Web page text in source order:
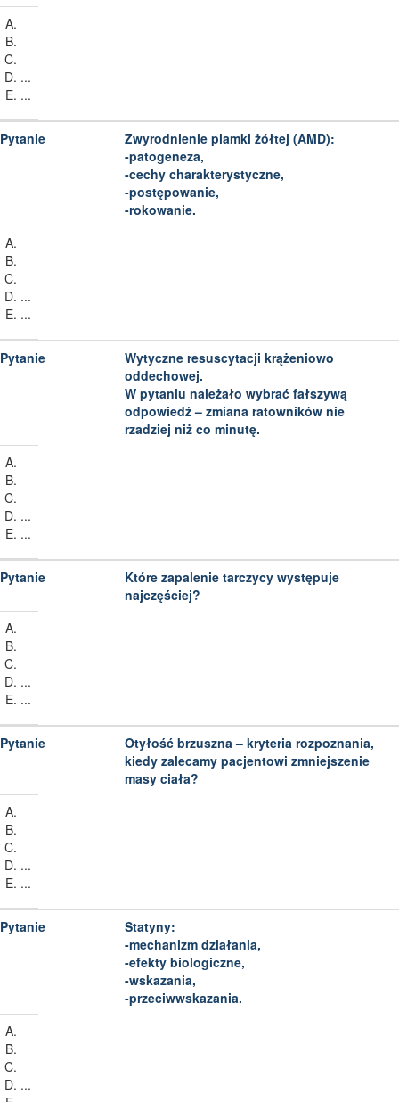
...
...
Zwyrodnienie plamki żółtej (AMD):
-patogeneza,
-cechy charakterystyczne,
-postępowanie,
-rokowanie.
...
...
Wytyczne resuscytacji krążeniowo
oddechowej.
W pytaniu należało wybrać fałszywą
odpowiedź – zmiana ratowników nie
rzadziej niż co minutę.
...
...
Które zapalenie tarczycy występuje
najczęściej?
...
...
Otyłość brzuszna – kryteria rozpoznania,
kiedy zalecamy pacjentowi zmniejszenie
masy ciała?
...
...
Statyny:
-mechanizm działania,
-efekty biologiczne,
-wskazania,
-przeciwwskazania.
...